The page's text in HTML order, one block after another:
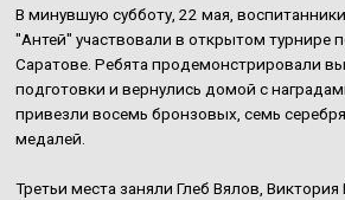
В минувшую субботу, 22 мая,
"Антей" участвовали в открытом турнире
Саратове. Ребята продемонстрировали
подготовки и вернулись домой с
привезли восемь бронзовых, семь
медалей.
Третьи места заняли Глеб Вялов,